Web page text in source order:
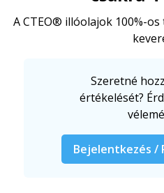
A CTEO® illóolajok 100%-
Szeretné
értékelését?
Bejelentkezés /